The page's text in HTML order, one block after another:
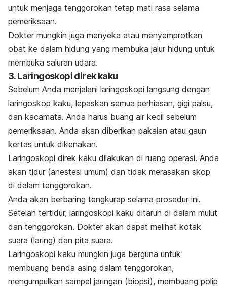
untuk menjaga tenggorokan tetap mati rasa selama
pemeriksaan.
Dokter mungkin juga menyeka atau menyemprotkan
obat ke dalam hidung yang membuka jalur hidung untuk
membuka saluran udara.
3. Laringoskopi direk kaku
Sebelum Anda menjalani laringoskopi langsung dengan
laringoskop kaku, lepaskan semua perhiasan, gigi palsu,
dan kacamata. Anda harus buang air kecil sebelum
pemeriksaan. Anda akan diberikan pakaian atau gaun
kertas untuk dikenakan.
Laringoskopi direk kaku dilakukan di ruang operasi. Anda
akan tidur (anestesi umum) dan tidak merasakan skop
di dalam tenggorokan.
Anda akan berbaring tengkurap selama prosedur ini.
Setelah tertidur, laringoskopi kaku ditaruh di dalam mulut
dan tenggorokan. Dokter akan dapat melihat kotak
suara (laring) dan pita suara.
Laringoskopi kaku mungkin juga berguna untuk
membuang benda asing dalam tenggorokan,
mengumpulkan sampel jaringan (biopsi), membuang polip